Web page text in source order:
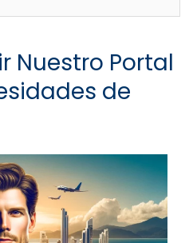
Nuestro Portal
de